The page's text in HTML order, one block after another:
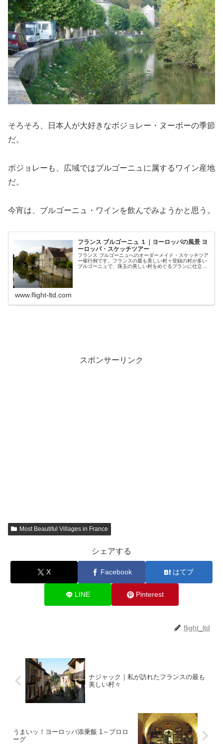
そろそろ、日本人が大好きなボジョレー・ヌーボーの季節
だ。
ボジョレーも、広域ではブルゴーニュに属するワイン産地
だ。
今宵は、ブルゴーニュ・ワインを飲んでみようかと思う。
フランス ブルゴーニュ １｜ヨーロッパの風景 ヨ
ーロッパ・スケッチツアー
フランス ブルゴーニュへのオーダーメイド・スケッチツア
ー催行例です。フランスの最も美しい村々登録の村が多い
ブルゴーニュで、珠玉の美しい村をめぐるプランに仕立て
www.flight-ltd.com
スポンサーリンク
Most Beautiful Villages in France
シェアする
X Facebook はてブ
LINE Pinterest
flight_ltd
ナジャック｜私が訪れたフランスの最も
美しい村々
うまいッ！ヨーロッパ添乗飯 1～プロロ
ーグ